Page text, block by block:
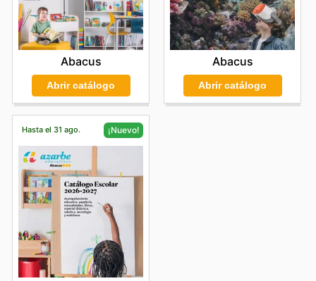
Abacus
Abrir catálogo
Abacus
Abrir catálogo
Hasta el 31 ago. ¡Nuevo!